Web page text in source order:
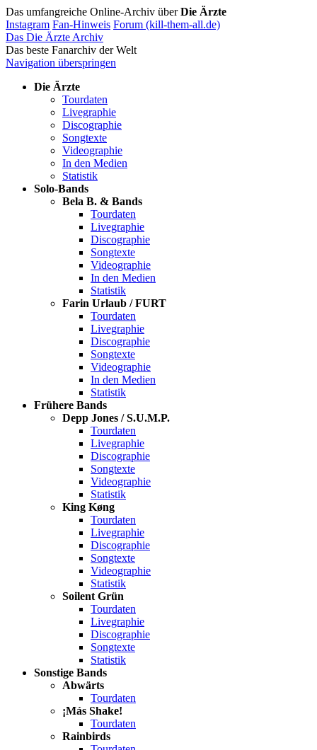
Das umfangreiche Online-Archiv überDie Ärzte
Instagram Fan-Hinweis Forum (kill-them-all.de)
Das Die Ärzte Archiv
Das beste Fanarchiv der Welt
Navigation überspringen
Die Ärzte
Tourdaten
Livegraphie
Discographie
Songtexte
Videographie
In den Medien
Statistik
Solo-Bands
Bela B. & Bands
Tourdaten
Livegraphie
Discographie
Songtexte
Videographie
In den Medien
Statistik
Farin Urlaub / FURT
Tourdaten
Livegraphie
Discographie
Songtexte
Videographie
In den Medien
Statistik
Frühere Bands
Depp Jones / S.U.M.P.
Tourdaten
Livegraphie
Discographie
Songtexte
Videographie
Statistik
King Køng
Tourdaten
Livegraphie
Discographie
Songtexte
Videographie
Statistik
Soilent Grün
Tourdaten
Livegraphie
Discographie
Songtexte
Statistik
Sonstige Bands
Abwärts
Tourdaten
¡Más Shake!
Tourdaten
Rainbirds